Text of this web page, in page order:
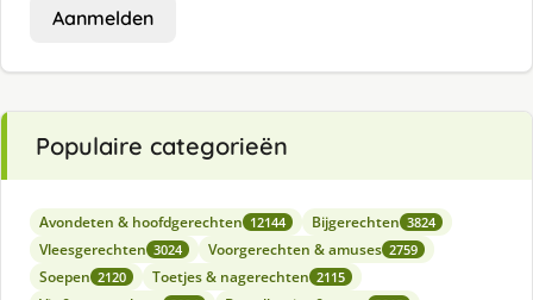
Aanmelden
Populaire categorieën
Avondeten & hoofdgerechten 12144 Bijgerechten 3824
Vleesgerechten 3024 Voorgerechten & amuses 2759
Soepen 2120 Toetjes & nagerechten 2115